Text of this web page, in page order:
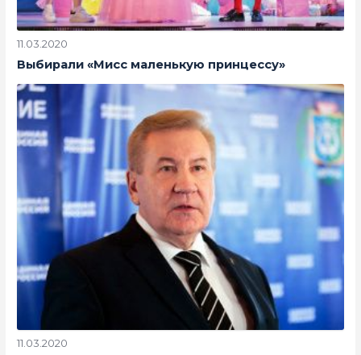
11.03.2020
Выбирали «Мисс маленькую принцессу»
11.03.2020